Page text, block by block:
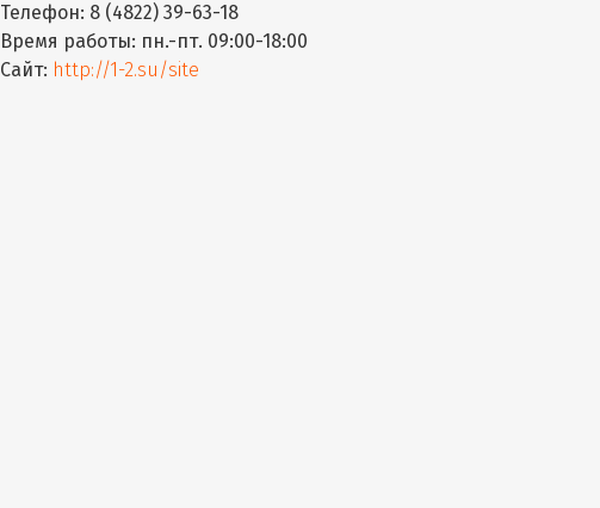
Телефон: 8 (4822) 39-63-18
Время работы: пн.-пт. 09:00-18:00
Сайт: http://1-2.su/site